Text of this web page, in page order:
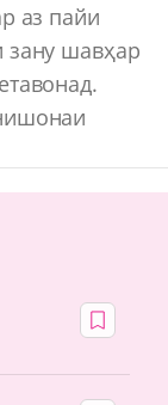
аз пайи
зану шавҳар